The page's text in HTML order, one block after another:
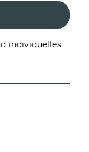
individuelles